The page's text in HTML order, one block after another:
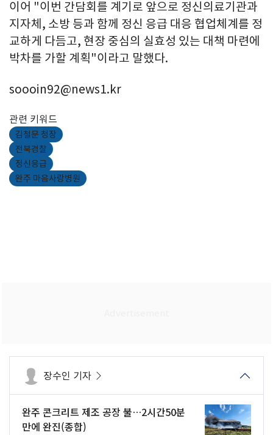
이어 "이번 간담회를 계기로 앞으로 정신의료기관과
지자체, 소방 등과 함께 정신 응급 대응 협업체계를 정
교하게 다듬고, 현장 중심의 실효성 있는 대책 마련에
박차를 가할 계획"이라고 말했다.
soooin92@news1.kr
관련 키워드
김철문 청장
전북경찰
정신응급
완주 마음사랑병원
장수인 기자
완주 콘크리트 제조 공장 불…2시간50분
만에 완진(종합)